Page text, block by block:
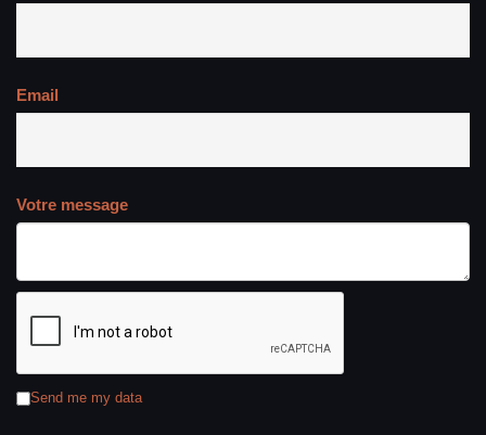
Email
Votre message
Send me my data